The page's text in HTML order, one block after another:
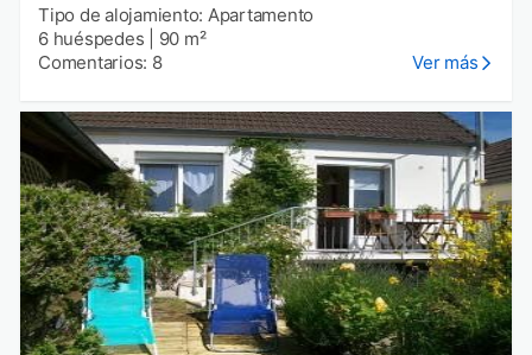
Tipo de alojamiento: Apartamento
6 huéspedes
90 m²
Comentarios: 8
Ver más